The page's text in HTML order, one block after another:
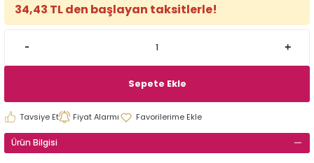
34,43 TL den başlayan taksitlerle!
Sepete Ekle
Tavsiye Et Fiyat Alarmı
Ürün Bilgisi